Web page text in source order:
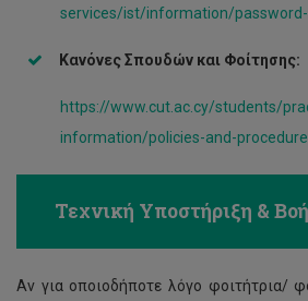
services/ist/information/
Κανόνες Σπουδών και Φοίτησης:
https://www.cut.ac.cy/students/
information/policies-and-
Τεχνική Υποστήριξη &
Αν για οποιοδήποτε λόγο φοιτήτρια/